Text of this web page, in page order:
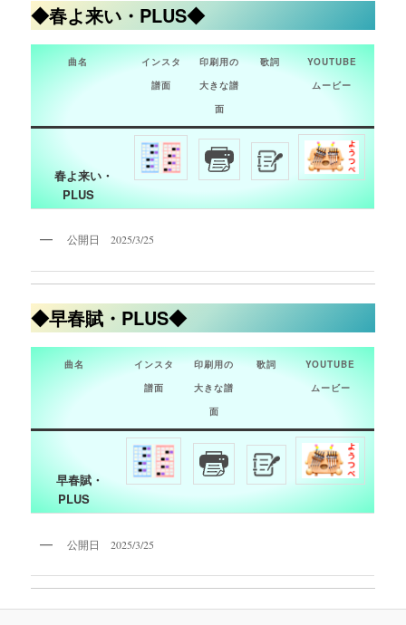
◆春よ来い・PLUS◆
曲名
インスタ
譜面
印刷用の
大きな譜
面
歌詞
YOUTUBE
ムービー
春よ来い・
PLUS
公開日 2025/3/25
◆早春賦・PLUS◆
曲名
インスタ
譜面
印刷用の
大きな譜
面
歌詞
YOUTUBE
ムービー
早春賦・
PLUS
公開日 2025/3/25